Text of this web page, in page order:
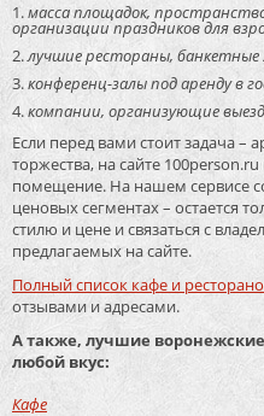
масса площадок,
организации праздников для
лучшие рестораны, банкетные
конференц-залы под аренду в
компании, организующие
Если перед вами стоит задача –
торжества, на сайте
помещение. На нашем сервисе
ценовых сегментах – остается
стилю и цене и связаться с
предлагаемых на сайте.
Полный список кафе и
отзывами и адресами.
А также, лучшие
любой вкус:
Кафе